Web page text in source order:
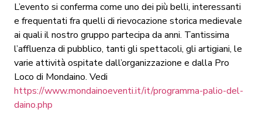
L’evento si conferma come uno dei più belli, interessanti
e frequentati fra quelli di rievocazione storica medievale
ai quali il nostro gruppo partecipa da anni. Tantissima
l’affluenza di pubblico, tanti gli spettacoli, gli artigiani, le
varie attività ospitate dall’organizzazione e dalla Pro
Loco di Mondaino. Vedi
https://www.mondainoeventi.it/it/programma-palio-del-
daino.php